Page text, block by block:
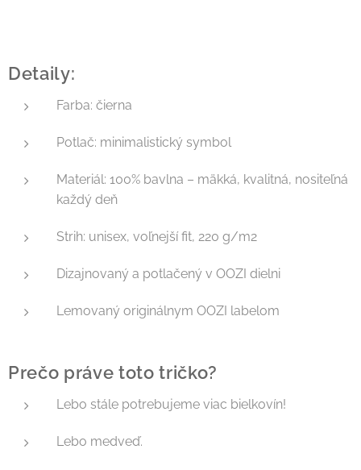
Detaily:
Farba: čierna
Potlač: minimalistický symbol
Materiál: 100% bavlna – mäkká, kvalitná, nositeľná
každý deň
Strih: unisex, voľnejší fit, 220 g/m2
Dizajnovaný a potlačený v OOZI dielni
Lemovaný originálnym OOZI labelom
Prečo práve toto tričko?
Lebo stále potrebujeme viac bielkovín!
Lebo medveď.